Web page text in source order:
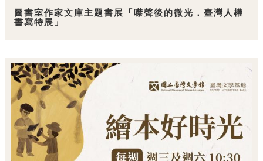
圖書室作家文庫主題書展「噤聲後的微光．臺灣人權
書寫特展」